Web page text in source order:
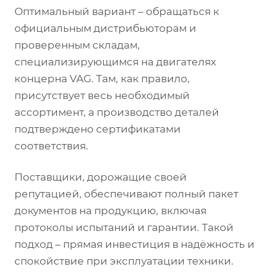
Оптимальный вариант – обращаться к
официальным дистрибьюторам и
проверенным складам,
специализирующимся на двигателях
концерна VAG. Там, как правило,
присутствует весь необходимый
ассортимент, а производство деталей
подтверждено сертификатами
соответствия.
Поставщики, дорожащие своей
репутацией, обеспечивают полный пакет
документов на продукцию, включая
протоколы испытаний и гарантии. Такой
подход – прямая инвестиция в надёжность и
спокойствие при эксплуатации техники.